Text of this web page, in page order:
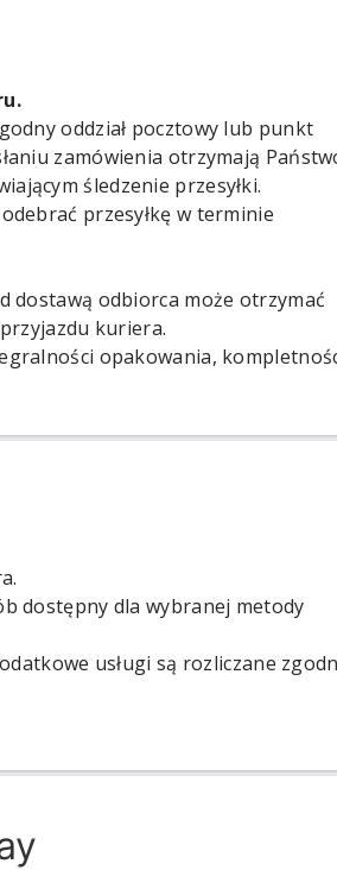
oddział pocztowy lub punkt
zamówienia otrzymają
śledzenie przesyłki.
przesyłkę w terminie
dostawą odbiorca może otrzymać
kuriera.
opakowania,
dostępny dla wybranej metody
usługi są rozliczane